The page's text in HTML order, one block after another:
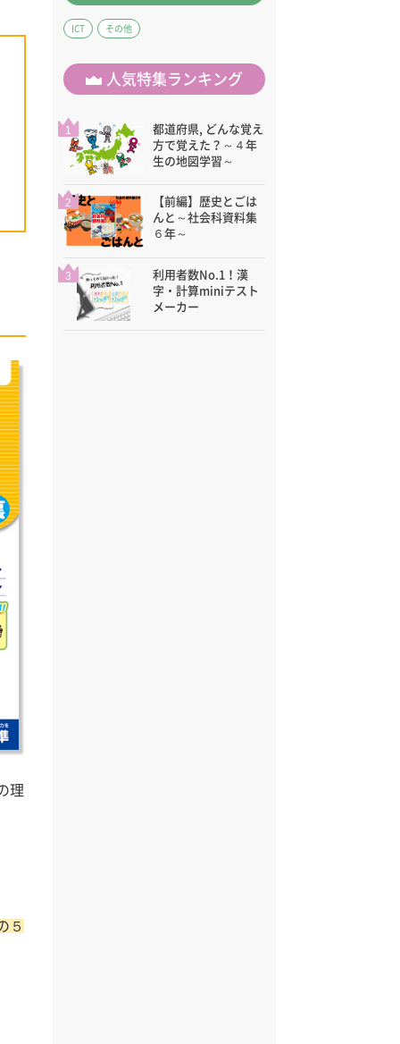
理
５
ICT その他
人気特集ランキング
1
都道府県, どんな覚え
方で覚えた？～４年
生の地図学習～
2
【前編】歴史とごは
んと～社会科資料集
６年～
3
利用者数No.1！漢
字・計算miniテスト
メーカー